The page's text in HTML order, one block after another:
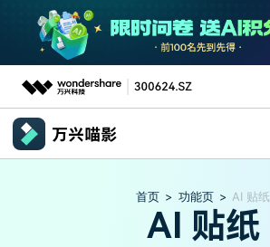
推荐产品
首页 > 功能页 > AI 贴纸
AI 贴纸